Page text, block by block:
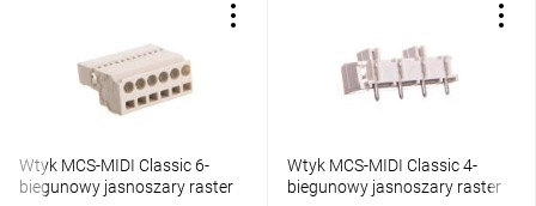
Wtyk MCS-MIDI Classic 6-
biegunowy jasnoszary raster
Wtyk MCS-MIDI Classic 4-
biegunowy jasnoszary raster